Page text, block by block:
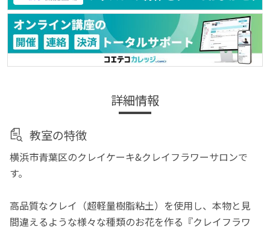
詳細情報
教室の特徴
横浜市青葉区のクレイケーキ&クレイフラワーサロンで
す。
高品質なクレイ（超軽量樹脂粘土）を使用し、本物と見
間違えるような様々な種類のお花を作る『クレイフラワ